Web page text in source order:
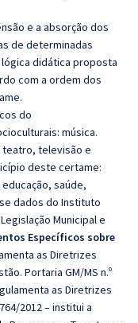
e a absorção dos
de determinadas
didática proposta
com a ordem dos
do
música.
televisão e
deste certame:
saúde,
dados do Instituto
Municipal e
Específicos sobre
as Diretrizes
Portaria GM/MS n.º
as Diretrizes
2012 – institui a